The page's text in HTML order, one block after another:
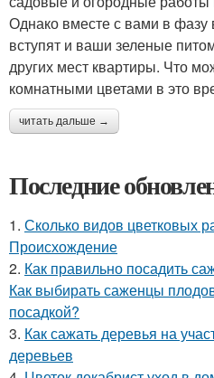
Однако вместе с вами в фазу
вступят и ваши зеленые
других мест квартиры. Что
комнатными цветами в это
читать дальше →
Последние
1. Сколько видов цветковых
Происхождение
2. Как правильно посадить
Как выбирать саженцы
посадкой?
3. Как сажать деревья на
деревьев